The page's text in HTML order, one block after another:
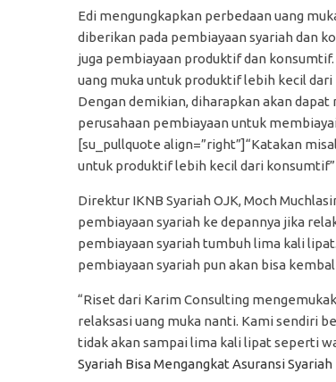
Edi mengungkapkan perbedaan uang
diberikan pada pembiayaan syariah dan
juga pembiayaan produktif dan
uang muka untuk produktif lebih kecil dari
Dengan demikian, diharapkan akan dapat
perusahaan pembiayaan untuk
[su_pullquote align=”right”]“Katakan
untuk produktif lebih kecil dari
Direktur IKNB Syariah OJK, Moch
pembiayaan syariah ke depannya jika
pembiayaan syariah tumbuh lima kali
pembiayaan syariah pun akan bisa
“Riset dari Karim Consulting
relaksasi uang muka nanti. Kami sendiri
tidak akan sampai lima kali lipat seperti
Syariah Bisa Mengangkat Asuransi Syariah